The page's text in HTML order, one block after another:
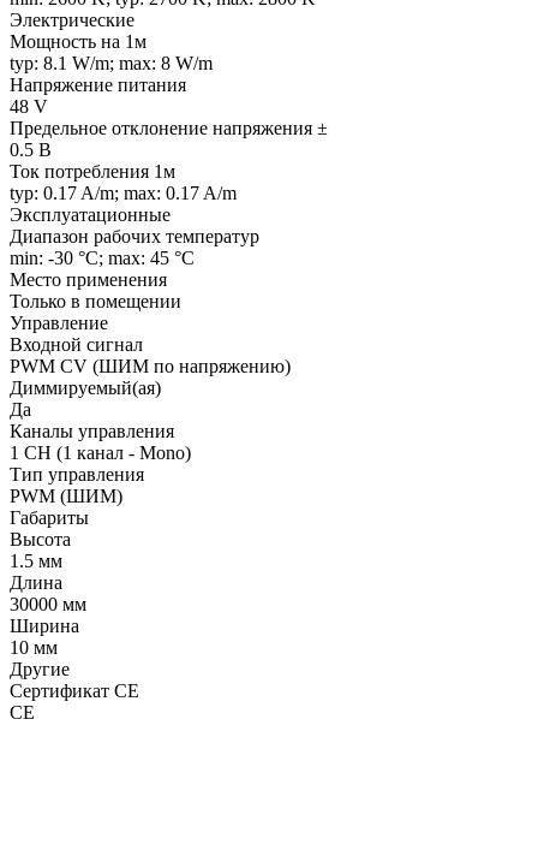
Электрические
Мощность на 1м
typ: 8.1 W/m; max: 8 W/m
Напряжение питания
48 V
Предельное отклонение напряжения ±
0.5 В
Ток потребления 1м
typ: 0.17 A/m; max: 0.17 A/m
Эксплуатационные
Диапазон рабочих температур
min: -30 °C; max: 45 °C
Место применения
Только в помещении
Управление
Входной сигнал
PWM СV (ШИМ по напряжению)
Диммируемый(ая)
Да
Каналы управления
1 CH (1 канал - Mono)
Тип управления
PWM (ШИМ)
Габариты
Высота
1.5 мм
Длина
30000 мм
Ширина
10 мм
Другие
Сертификат CE
CE